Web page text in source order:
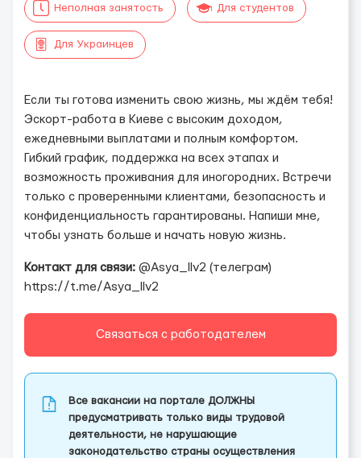
Неполная занятость Для студентов
Для Украинцев
Если ты готова изменить свою жизнь, мы ждём тебя!
Эскорт-работа в Киеве с высоким доходом,
ежедневными выплатами и полным комфортом.
Гибкий график, поддержка на всех этапах и
возможность проживания для иногородних. Встречи
только с проверенными клиентами, безопасность и
конфиденциальность гарантированы. Напиши мне,
чтобы узнать больше и начать новую жизнь.
Контакт для связи: @Asya_llv2 (телеграм)
https://t.me/Asya_llv2
Связаться с работодателем
Все вакансии на портале ДОЛЖНЫ
предусматривать только виды трудовой
деятельности, не нарушающие
законодательство страны осуществления